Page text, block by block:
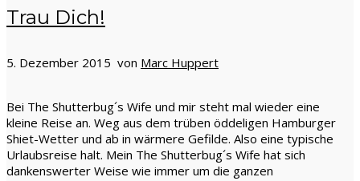
Trau Dich!
5. Dezember 2015 von Marc Huppert
Bei The Shutterbug´s Wife und mir steht mal wieder eine
kleine Reise an. Weg aus dem trüben öddeligen Hamburger
Shiet-Wetter und ab in wärmere Gefilde. Also eine typische
Urlaubsreise halt. Mein The Shutterbug´s Wife hat sich
dankenswerter Weise wie immer um die ganzen